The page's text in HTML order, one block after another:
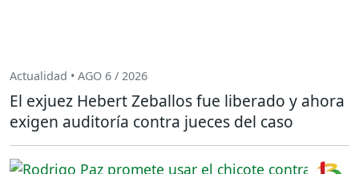
Actualidad • AGO 6 / 2026
El exjuez Hebert Zeballos fue liberado y ahora
exigen auditoría contra jueces del caso